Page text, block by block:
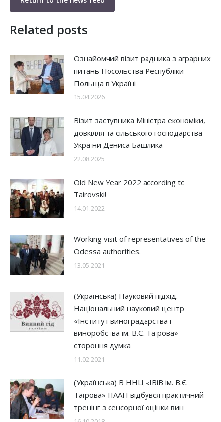
Related posts
Ознайомчий візит радника з аграрних
питань Посольства Республіки
Польща в Україні
15.04.2026
Візит заступника Міністра економіки,
довкілля та сільського господарства
України Дениса Башлика
22.08.2025
Old New Year 2022 according to
Tairovski!
14.01.2022
Working visit of representatives of the
Odessa authorities.
13.05.2021
(Українська) Науковий підхід.
Національний науковий центр
«Інститут виноградарства і
виноробства ім. В.Є. Таїрова» –
стороння думка
11.02.2021
(Українська) В ННЦ «ІВіВ ім. В.Є.
Таїрова» НААН відбувся практичний
тренінг з сенсорної оцінки вин